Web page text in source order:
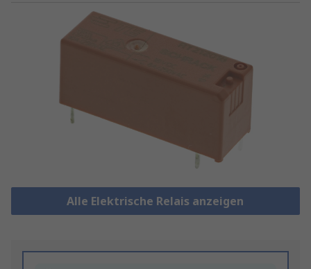
Alle Elektrische Relais anzeigen